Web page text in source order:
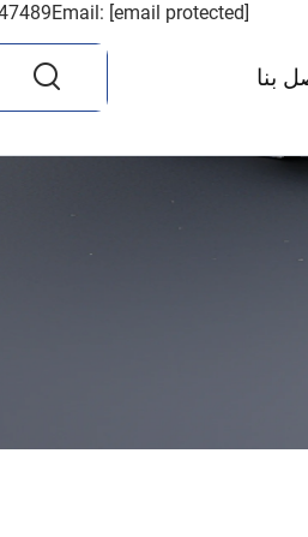
Email: [email protected]
بنا